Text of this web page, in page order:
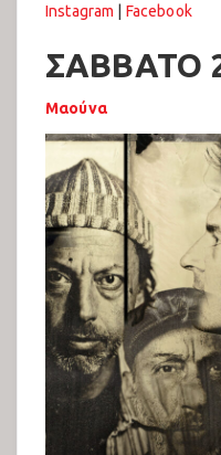
Instagram Facebook
ΣΑΒΒΑΤΟ
Μαούνα